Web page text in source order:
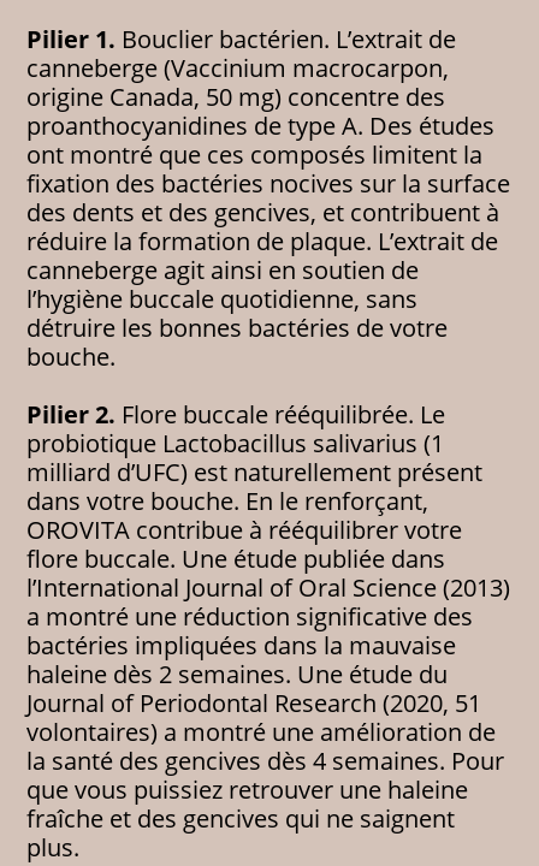
Pilier 1. Bouclier bactérien. L’extrait de
canneberge (Vaccinium macrocarpon,
origine Canada, 50 mg) concentre des
proanthocyanidines de type A. Des études
ont montré que ces composés limitent la
fixation des bactéries nocives sur la surface
des dents et des gencives, et contribuent à
réduire la formation de plaque. L’extrait de
canneberge agit ainsi en soutien de
l’hygiène buccale quotidienne, sans
détruire les bonnes bactéries de votre
bouche.
Pilier 2. Flore buccale rééquilibrée. Le
probiotique Lactobacillus salivarius (1
milliard d’UFC) est naturellement présent
dans votre bouche. En le renforçant,
OROVITA contribue à rééquilibrer votre
flore buccale. Une étude publiée dans
l’International Journal of Oral Science (2013)
a montré une réduction significative des
bactéries impliquées dans la mauvaise
haleine dès 2 semaines. Une étude du
Journal of Periodontal Research (2020, 51
volontaires) a montré une amélioration de
la santé des gencives dès 4 semaines. Pour
que vous puissiez retrouver une haleine
fraîche et des gencives qui ne saignent
plus.